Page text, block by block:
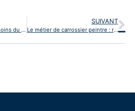
Devenir esthéticienne : soins du visage, du corps et maquillage
SUIVANT
Le métier de carrossier peintre : réparer et peindre la carrosserie